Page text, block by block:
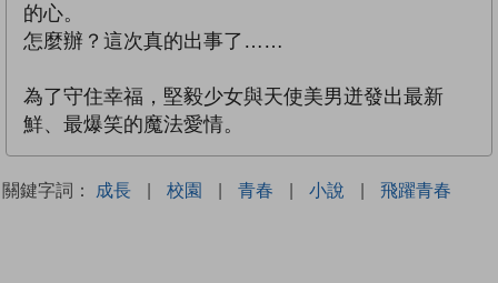
的心。
怎麼辦？這次真的出事了……
為了守住幸福，堅毅少女與天使美男迸發出最新
鮮、最爆笑的魔法愛情。
關鍵字詞： 成長 | 校園 | 青春 | 小說 | 飛躍青春